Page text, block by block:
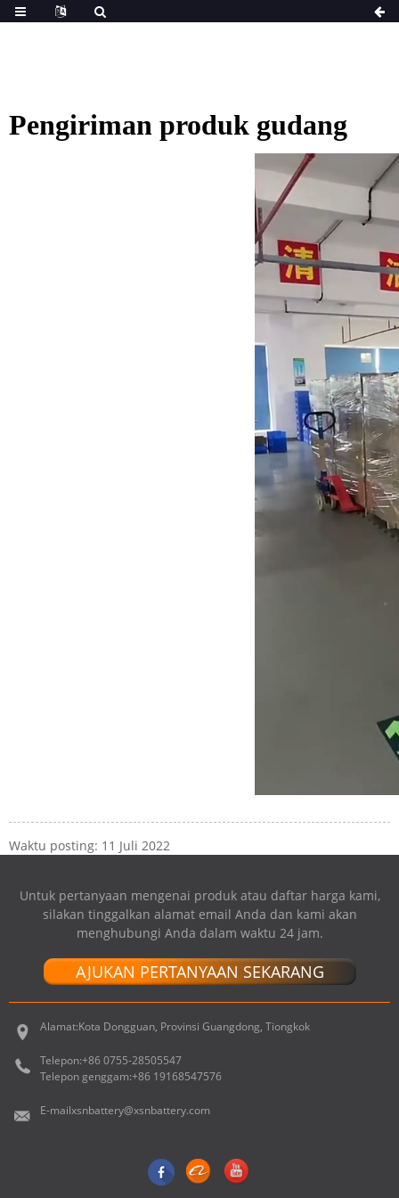
Pengiriman produk gudang
Waktu posting: 11 Juli 2022
Untuk pertanyaan mengenai produk atau daftar harga kami,
silakan tinggalkan alamat email Anda dan kami akan
menghubungi Anda dalam waktu 24 jam.
AJUKAN PERTANYAAN SEKARANG
Alamat:Kota Dongguan, Provinsi Guangdong, Tiongkok
Telepon:+86 0755-28505547
Telepon genggam:+86 19168547576
E-mailxsnbattery@xsnbattery.com